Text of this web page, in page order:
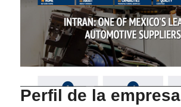
Perfil de la empresa